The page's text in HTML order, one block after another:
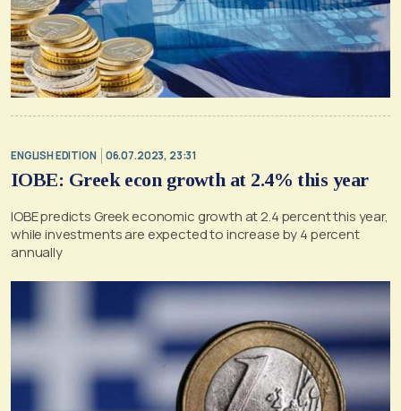
ENGLISH EDITION 06.07.2023, 23:31
IOBE: Greek econ growth at 2.4% this year
IOBE predicts Greek economic growth at 2.4 percent this year,
while investments are expected to increase by 4 percent
annually